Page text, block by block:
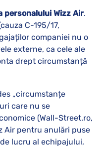
personalului Wizz Air.
C-195/17,
companiei nu o
externe, ca cele ale
drept circumstanță
„circumstanțe
care nu se
(Wall-Street.ro,
Air pentru anulări puse
lucru al echipajului,